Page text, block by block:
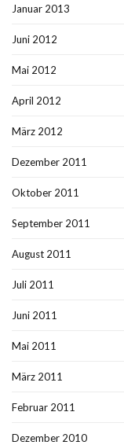
Januar 2013
Juni 2012
Mai 2012
April 2012
März 2012
Dezember 2011
Oktober 2011
September 2011
August 2011
Juli 2011
Juni 2011
Mai 2011
März 2011
Februar 2011
Dezember 2010